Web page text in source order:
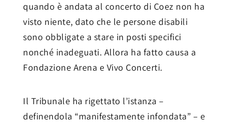
quando è andata al concerto di Coez non ha
visto niente, dato che le persone disabili
sono obbligate a stare in posti specifici
nonché inadeguati. Allora ha fatto causa a
Fondazione Arena e Vivo Concerti.
Il Tribunale ha rigettato l’istanza –
definendola “manifestamente infondata” – e